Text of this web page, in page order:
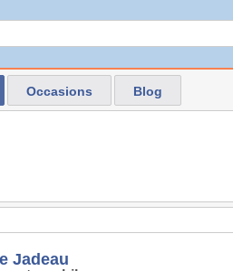
Occasions Blog
Jadeau